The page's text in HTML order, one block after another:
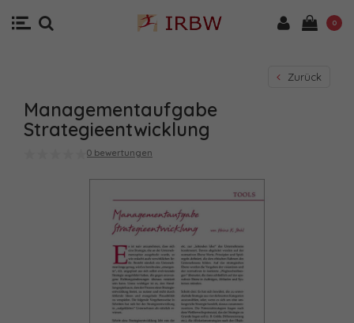
0
Zurück
Managementaufgabe
Strategieentwicklung
0 bewertungen